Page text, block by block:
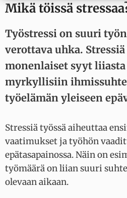
Mikä töissä
Työstressi on suuri
verottava uhka.
monenlaiset syyt
myrkyllisiin
työelämän yleiseen
Stressiä työssä aiheuttaa
vaatimukset ja työhön
epätasapainossa. Näin on
työmäärä on liian suuri
olevaan aikaan.